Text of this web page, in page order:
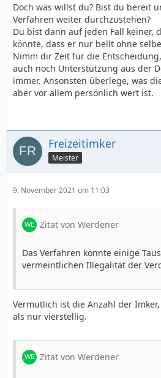
Doch was willst du? Bist du bereit
Verfahren weiter durchzustehen?
Du bist dann auf jeden Fall keiner,
könnte, dass er nur bellt ohne
Nimm dir Zeit für die
auch noch Unterstützung aus der
immer. Ansonsten überlege, was
aber vor allem persönlich wert ist.
Freizeitimker
Meister
9. November 2021 um 11:03
Zitat von Werdener
Das Verfahren könnte einige
vermeintlichen Illegalität der
Vermutlich ist die Anzahl der
als nur vierstellig.
Zitat von Werdener